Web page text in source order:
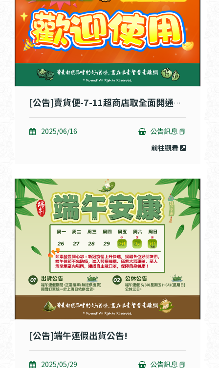
[公告]賣貨便-7-11超商店取全面開通囉!!
2025/06/16
公告訊息 📕
前往觀看
[公告]端午連假出貨公告!
2025/05/29 公告訊息 📕